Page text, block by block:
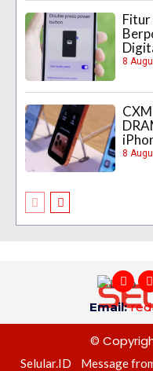
Fitur
8
8
Email:
©
Selular.ID Message